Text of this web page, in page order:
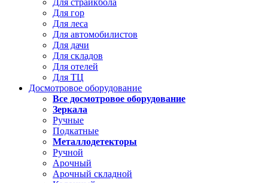
Для страйкбола
Для гор
Для леса
Для автомобилистов
Для дачи
Для складов
Для отелей
Для ТЦ
Досмотровое оборудование
Все досмотровое оборудование
Зеркала
Ручные
Подкатные
Металлодетекторы
Ручной
Арочный
Арочный складной